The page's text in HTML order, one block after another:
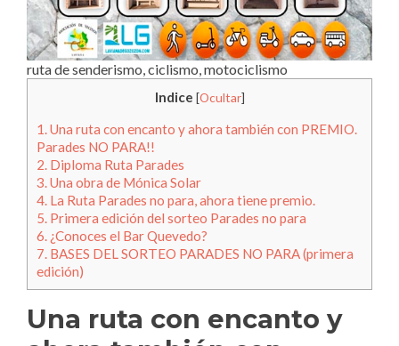
ruta de senderismo, ciclismo, motociclismo
Indice [Ocultar]
1.Una ruta con encanto y ahora también con PREMIO.
Parades NO PARA!!
2. Diploma Ruta Parades
3.Una obra de Mónica Solar
4. La Ruta Parades no para, ahora tiene premio.
5. Primera edición del sorteo Parades no para
6. ¿Conoces el Bar Quevedo?
7. BASES DEL SORTEO PARADES NO PARA (primera
edición)
Una ruta con encanto y